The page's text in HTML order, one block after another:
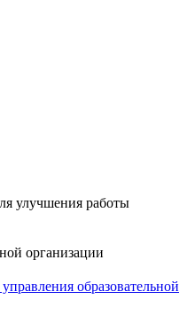
улучшения работы
организации
образовательной